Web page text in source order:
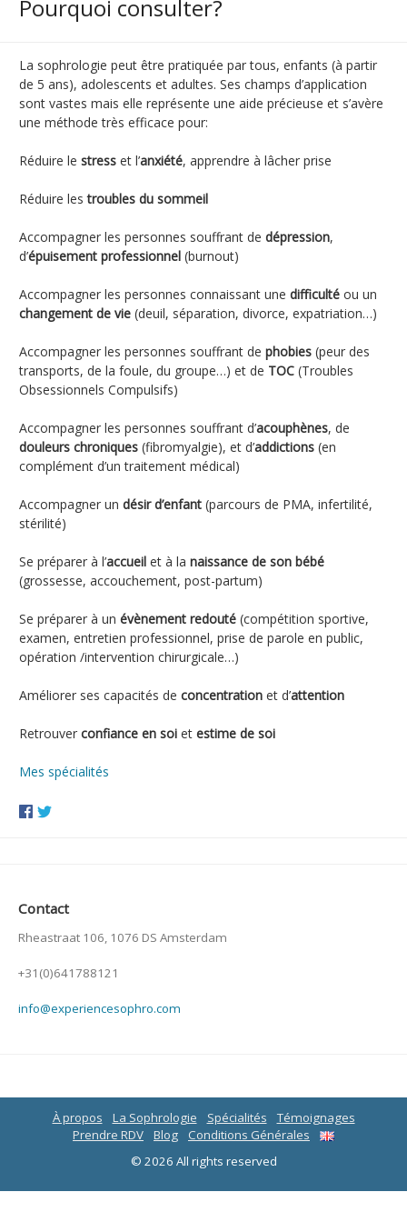
Pourquoi consulter?
La sophrologie peut être pratiquée par tous, enfants (à partir
de 5 ans), adolescents et adultes. Ses champs d’application
sont vastes mais elle représente une aide précieuse et s’avère
une méthode très efficace pour:
Réduire le stress et l’anxiété, apprendre à lâcher prise
Réduire lestroubles du sommeil
Accompagner les personnes souffrant de dépression,
d’épuisement professionnel (burnout)
Accompagner les personnes connaissant une difficulté ou un
changement de vie (deuil, séparation, divorce, expatriation…)
Accompagner les personnes souffrant de phobies (peur des
transports, de la foule, du groupe…) et de TOC (Troubles
Obsessionnels Compulsifs)
Accompagner les personnes souffrant d’acouphènes, de
douleurs chroniques (fibromyalgie), et d’addictions (en
complément d’un traitement médical)
Accompagner un désir d’enfant (parcours de PMA, infertilité,
stérilité)
Se préparer à l’accueil et à la naissance de son bébé
(grossesse, accouchement, post-partum)
Se préparer à un évènement redouté (compétition sportive,
examen, entretien professionnel, prise de parole en public,
opération /intervention chirurgicale…)
Améliorer ses capacités de concentration et d’attention
Retrouver confiance en soi et estime de soi
Mes spécialités
Contact
Rheastraat 106, 1076 DS Amsterdam
+31(0)641788121
info@experiencesophro.com
À propos La Sophrologie Spécialités
Témoignages
Prendre RDV
Blog
Conditions Générales
© 2026 All rights reserved